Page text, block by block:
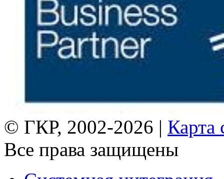
© ГКР, 2002-2026 | Карта
Все права защищены